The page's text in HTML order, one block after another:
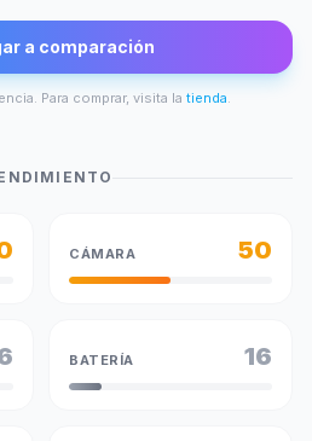
a comparación
Para comprar, visita la tienda.
CÁMARA 50
BATERÍA 16